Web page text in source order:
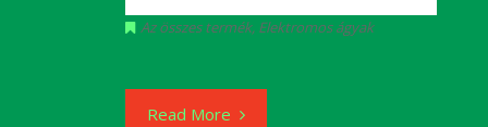
Az összes termék, Elektromos ágyak
Read More